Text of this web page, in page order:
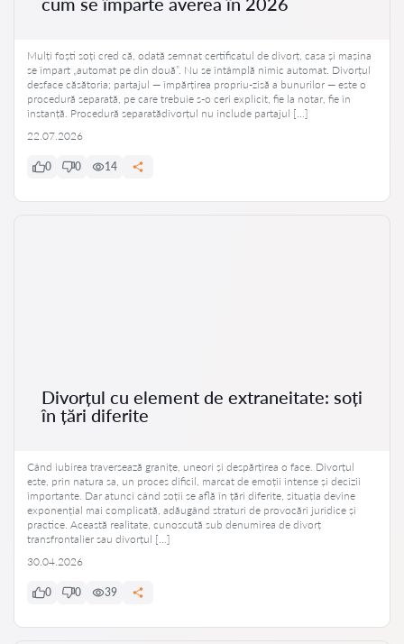
Mulți foști soți cred că, odată semnat certificatul de divorț, casa și mașina
se împart „automat pe din două”. Nu se întâmplă nimic automat. Divorțul
desface căsătoria; partajul — împărțirea propriu-zisă a bunurilor — este o
procedură separată, pe care trebuie s-o ceri explicit, fie la notar, fie în
instanță. Procedură separatădivorțul nu include partajul […]
22.07.2026
0 0 14
Divorțul cu element de extraneitate: soți
în țări diferite
Când iubirea traversează granițe, uneori și despărțirea o face. Divorțul
este, prin natura sa, un proces dificil, marcat de emoții intense și decizii
importante. Dar atunci când soții se află în țări diferite, situația devine
exponențial mai complicată, adăugând straturi de provocări juridice și
practice. Această realitate, cunoscută sub denumirea de divorț
transfrontalier sau divorțul […]
30.04.2026
0 0 39